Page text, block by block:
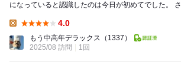
になっていると認識したのは今日が初めてでした。 さて早朝から築地場
4.0
もう中高年デラックス （1337）
2025/08 訪問
1回